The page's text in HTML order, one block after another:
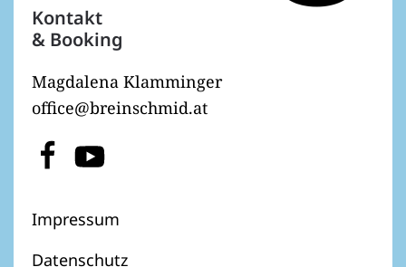
Kontakt
& Booking
Magdalena Klamminger
office@breinschmid.at
Impressum
Datenschutz